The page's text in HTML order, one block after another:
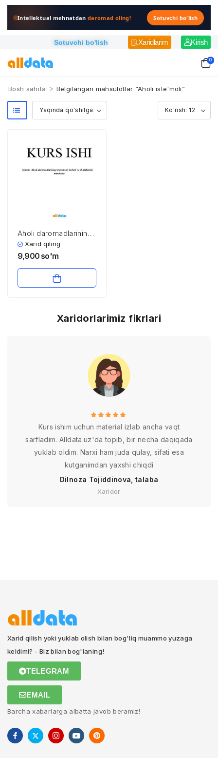
Intellektual mehnatdandaromad oling! Sotuvchi bo'lish
Sotuvchi bo'lish Xaridlarim Kirish
0
Bosh sahifa > Belgilangan mahsulotlar “Aholi iste'moli”
Aholi daromadlarining
mazmuni, turlari va
shakllanish manbalari
Xarid qiling
9,900 so'm
Xaridorlarimiz fikrlari
Kurs ishim uchun material izlab ancha vaqt
sarfladim. Alldata.uz'da topib, bir necha daqiqada
yuklab oldim. Narxi ham juda qulay, sifati esa
kutganimdan yaxshi chiqdi
Dilnoza Tojiddinova, talaba
Xaridor
Xarid qilish yoki yuklab olish bilan bog'liq muammo yuzaga
keldimi? - Biz bilan bog'laning!
TELEGRAM
EMAIL
Barcha xabarlarga albatta javob beramiz!